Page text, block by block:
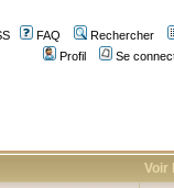
FAQ
Rechercher
Profil
Se
Voir